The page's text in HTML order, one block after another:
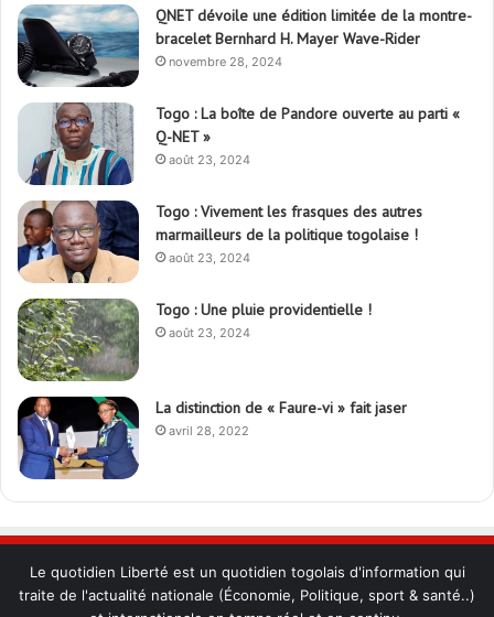
bracelet Bernhard H. Mayer Wave-Rider
novembre 28, 2024
Q-NET »
août 23, 2024
marmailleurs de la politique togolaise !
août 23, 2024
août 23, 2024
avril 28, 2022
Le quotidien Liberté est un quotidien togolais d'information qui
traite de l'actualité nationale (Économie, Politique, sport & santé..)
et internationale en temps réel et en continu.